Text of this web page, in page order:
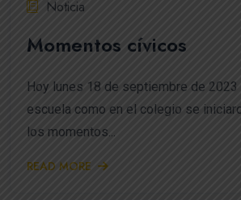
Noticia
Momentos cívicos
Hoy lunes 18 de septiembre de 2023
escuela como en el colegio se
los momentos...
READ MORE